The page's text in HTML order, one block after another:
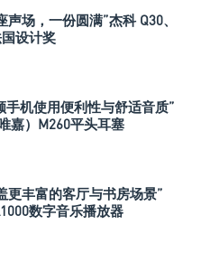
声场，一份圆满”杰科 Q30、
设计奖
手机使用便利性与舒适音质”
嘉）M260平头耳塞
更丰富的客厅与书房场景”
数字音乐播放器